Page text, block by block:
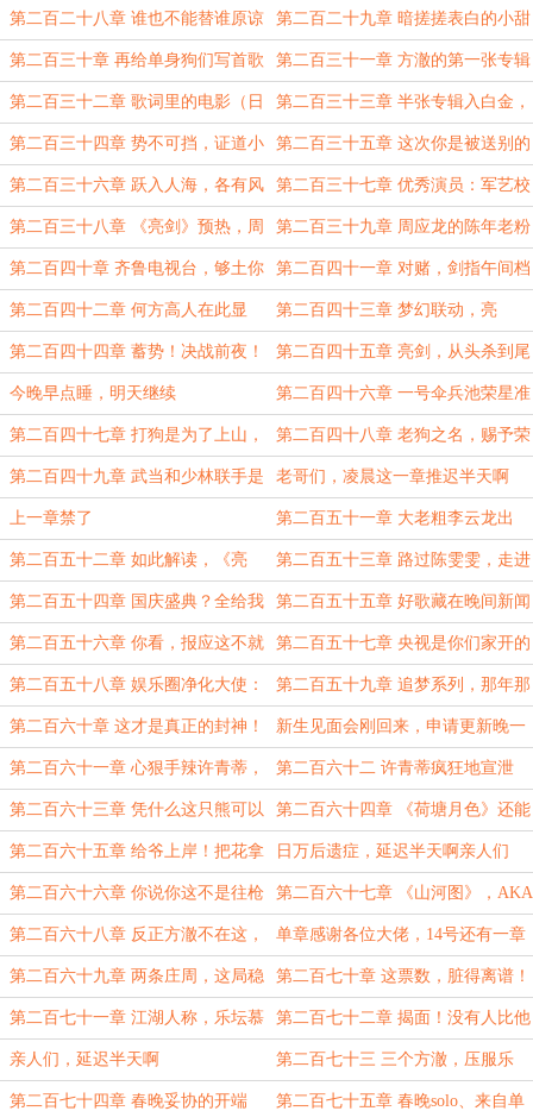
青春的任务
第二百二十八章 谁也不能替谁原谅 第二百二十九章 暗搓搓表白的小甜
歌
第二百三十章 再给单身狗们写首歌
（日万求订阅）
第二百三十一章 方澈的第一张专辑
第二百三十二章 歌词里的电影（日
万求订阅）
第二百三十三章 半张专辑入白金，
A版歌曲上线
第二百三十四章 势不可挡，证道小
歌王（为微微一笑吃橙子日万）
第二百三十五章 这次你是被送别的
人
第二百三十六章 跃入人海，各有风
雨灿烂（日万求订阅）
第二百三十七章 优秀演员：军艺校
草你听过吧
第二百三十八章 《亮剑》预热，周
应龙上《国家宝藏》
第二百三十九章 周应龙的陈年老粉
第二百四十章 齐鲁电视台，够土你
就来
第二百四十一章 对赌，剑指午间档
第二百四十二章 何方高人在此显
圣！
第二百四十三章 梦幻联动，亮
剑“前传”
第二百四十四章 蓄势！决战前夜！ 第二百四十五章 亮剑，从头杀到尾
（求订阅，求月票）
今晚早点睡，明天继续 第二百四十六章 一号伞兵池荣星准
备就绪！
第二百四十七章 打狗是为了上山，
而上山不是为了打狗（求订阅）
第二百四十八章 老狗之名，赐予荣
星
第二百四十九章 武当和少林联手是
一种什么体验？
老哥们，凌晨这一章推迟半天啊
上一章禁了 第二百五十一章 大老粗李云龙出
轨，亮学家萧深刻上线
第二百五十二章 如此解读，《亮
剑》足以封神
第二百五十三章 路过陈雯雯，走进
卡塞尔之门
第二百五十四章 国庆盛典？全给我
上！
第二百五十五章 好歌藏在晚间新闻
里
第二百五十六章 你看，报应这不就
来了？
第二百五十七章 央视是你们家开的
吗？
第二百五十八章 娱乐圈净化大使：
【褫夺】
第二百五十九章 追梦系列，那年那
兔
第二百六十章 这才是真正的封神！ 新生见面会刚回来，申请更新晚一
点
第二百六十一章 心狠手辣许青蒂，
登峰海王方大澈（万字大章赎罪）
第二百六十二 许青蒂疯狂地宣泄
（万字大章继续嗨）
第二百六十三章 凭什么这只熊可以
在《歌王》的舞台上诗朗诵？
第二百六十四章 《荷塘月色》还能
这样火？《海底》为何这样火？
第二百六十五章 给爷上岸！把花拿
上！（万字大章嗨起来）
日万后遗症，延迟半天啊亲人们
第二百六十六章 你说你这不是往枪
口上撞嘛！
第二百六十七章 《山河图》，AKA
草原悍匪
第二百六十八章 反正方澈不在这，
你说啥就是啥！
单章感谢各位大佬，14号还有一章
第二百六十九章 两条庄周，这局稳
了。
第二百七十章 这票数，脏得离谱！
第二百七十一章 江湖人称，乐坛慕
容复（这章15号的）
第二百七十二章 揭面！没有人比他
更有资格当歌王！（万字求订阅）
亲人们，延迟半天啊 第二百七十三 三个方澈，压服乐
坛，《歌王》全员客串（14k大章）
第二百七十四章 春晚妥协的开端 第二百七十五章 春晚solo、来自单